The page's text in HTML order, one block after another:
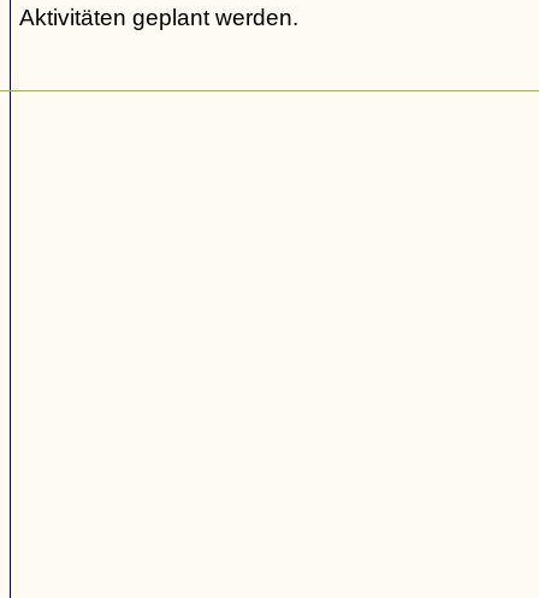
Aktivitäten geplant werden.